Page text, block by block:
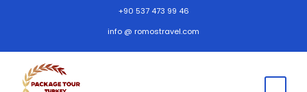
+90 537 473 99 46
info @ romostravel.com